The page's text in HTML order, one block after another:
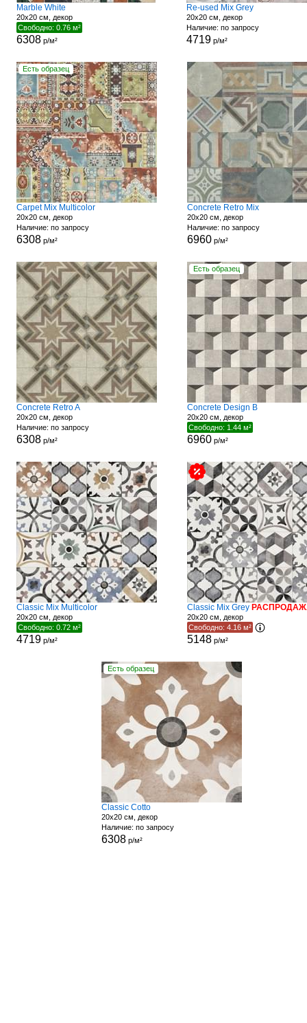
Marble White
20x20 см, декор
Свободно: 0.76 м²
6308р/м²
Re-used Mix Grey
20x20 см, декор
Наличие: по запросу
4719р/м²
Есть образец
Carpet Mix Multicolor
20x20 см, декор
Наличие: по запросу
6308р/м²
Concrete Retro Mix
20x20 см, декор
Наличие: по запросу
6960р/м²
Concrete Retro A
20x20 см, декор
Наличие: по запросу
6308р/м²
Есть образец
Concrete Design B
20x20 см, декор
Свободно: 1.44 м²
6960р/м²
Classic Mix Multicolor
20x20 см, декор
Свободно: 0.72 м²
4719р/м²
Classic Mix Grey
20x20 см, декор
Свободно: 4.16 м²
5148р/м²
Есть образец
Classic Cotto
20x20 см, декор
Наличие: по запросу
6308 р/м²